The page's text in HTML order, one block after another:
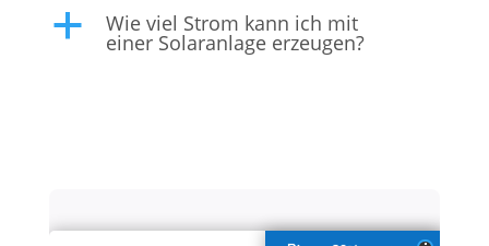
a Wie viel Strom kann ich mit
einer Solaranlage erzeugen?